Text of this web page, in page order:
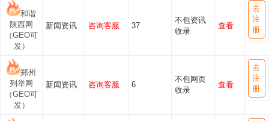
和谐
陕西网
（GEO可
发）
新闻资讯 咨询客服 37
不包资讯
收录
查看
去
注
册
郑州
列举网
（GEO可
发）
新闻资讯 咨询客服 6
不包网页
收录
查看
去
注
册